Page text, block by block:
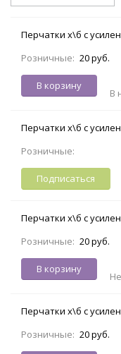
Перчатки х\б с
Розничные: 20 руб.
В корзину
В
Перчатки х\б с
Розничные:
Подписаться
Перчатки х\б с
Розничные: 20 руб.
В корзину
Перчатки х\б с
Розничные: 20 руб.